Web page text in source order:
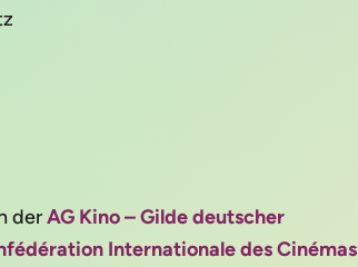
derAG Kino – Gilde deutscher
Internationale des Cinémas